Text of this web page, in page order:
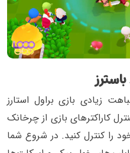
زیادی بازی براول استارز
کاراکتر‌های بازی از چرخانک
را کنترل کنید. در شروع شما